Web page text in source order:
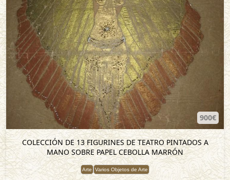
900€
COLECCIÓN DE 13 FIGURINES DE TEATRO PINTADOS A
MANO SOBRE PAPEL CEBOLLA MARRÓN
Arte Varios Objetos de Arte